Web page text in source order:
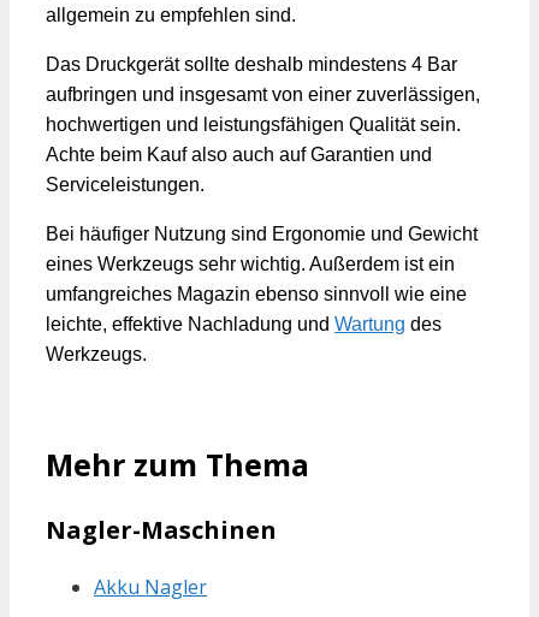
allgemein zu empfehlen sind.
Das Druckgerät sollte deshalb mindestens 4 Bar
aufbringen und insgesamt von einer zuverlässigen,
hochwertigen und leistungsfähigen Qualität sein.
Achte beim Kauf also auch auf Garantien und
Serviceleistungen.
Bei häufiger Nutzung sind Ergonomie und Gewicht
eines Werkzeugs sehr wichtig. Außerdem ist ein
umfangreiches Magazin ebenso sinnvoll wie eine
leichte, effektive Nachladung und Wartung des
Werkzeugs.
Mehr zum Thema
Nagler-Maschinen
Akku Nagler